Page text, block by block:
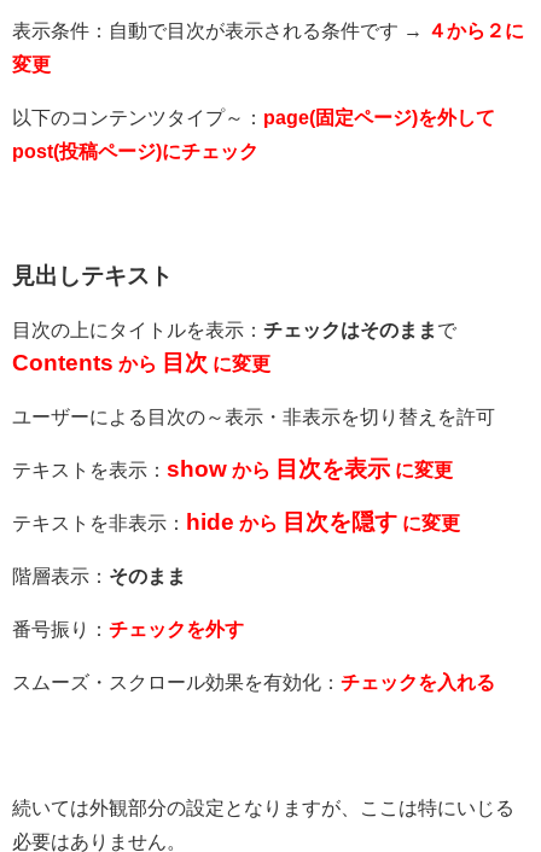
表示条件：自動で目次が表示される条件です →
４から２に
変更
以下のコンテンツタイプ～： page(固定ページ)を外して
post(投稿ページ)にチェック
見出しテキスト
目次の上にタイトルを表示： チェックはそのまま で
Contents から 目次 に変更
ユーザーによる目次の～表示・非表示を切り替えを許可
テキストを表示： show から 目次を表示 に変更
テキストを非表示： hide から 目次を隠す に変更
階層表示： そのまま
番号振り： チェックを外す
スムーズ・スクロール効果を有効化： チェックを入れる
続いては外観部分の設定となりますが、ここは特にいじる
必要はありません。